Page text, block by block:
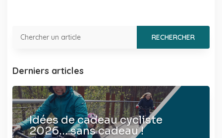
Derniers articles
Idées de cadeau cycliste
2026… sans cadeau !